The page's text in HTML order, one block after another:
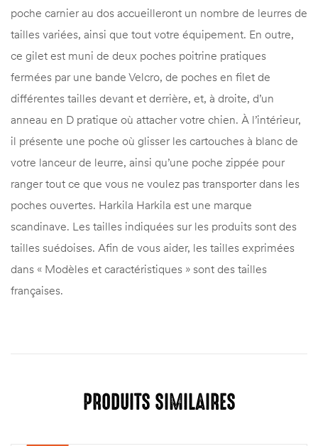
poche carnier au dos accueilleront un nombre de leurres de
tailles variées, ainsi que tout votre équipement. En outre,
ce gilet est muni de deux poches poitrine pratiques
fermées par une bande Velcro, de poches en filet de
différentes tailles devant et derrière, et, à droite, d’un
anneau en D pratique où attacher votre chien. À l’intérieur,
il présente une poche où glisser les cartouches à blanc de
votre lanceur de leurre, ainsi qu’une poche zippée pour
ranger tout ce que vous ne voulez pas transporter dans les
poches ouvertes. Harkila Harkila est une marque
scandinave. Les tailles indiquées sur les produits sont des
tailles suédoises. Afin de vous aider, les tailles exprimées
dans « Modèles et caractéristiques » sont des tailles
françaises.
PRODUITS SIMILAIRES